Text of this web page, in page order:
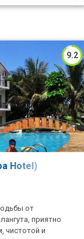
9.2
Hotel)
от
приятно
чистотой и